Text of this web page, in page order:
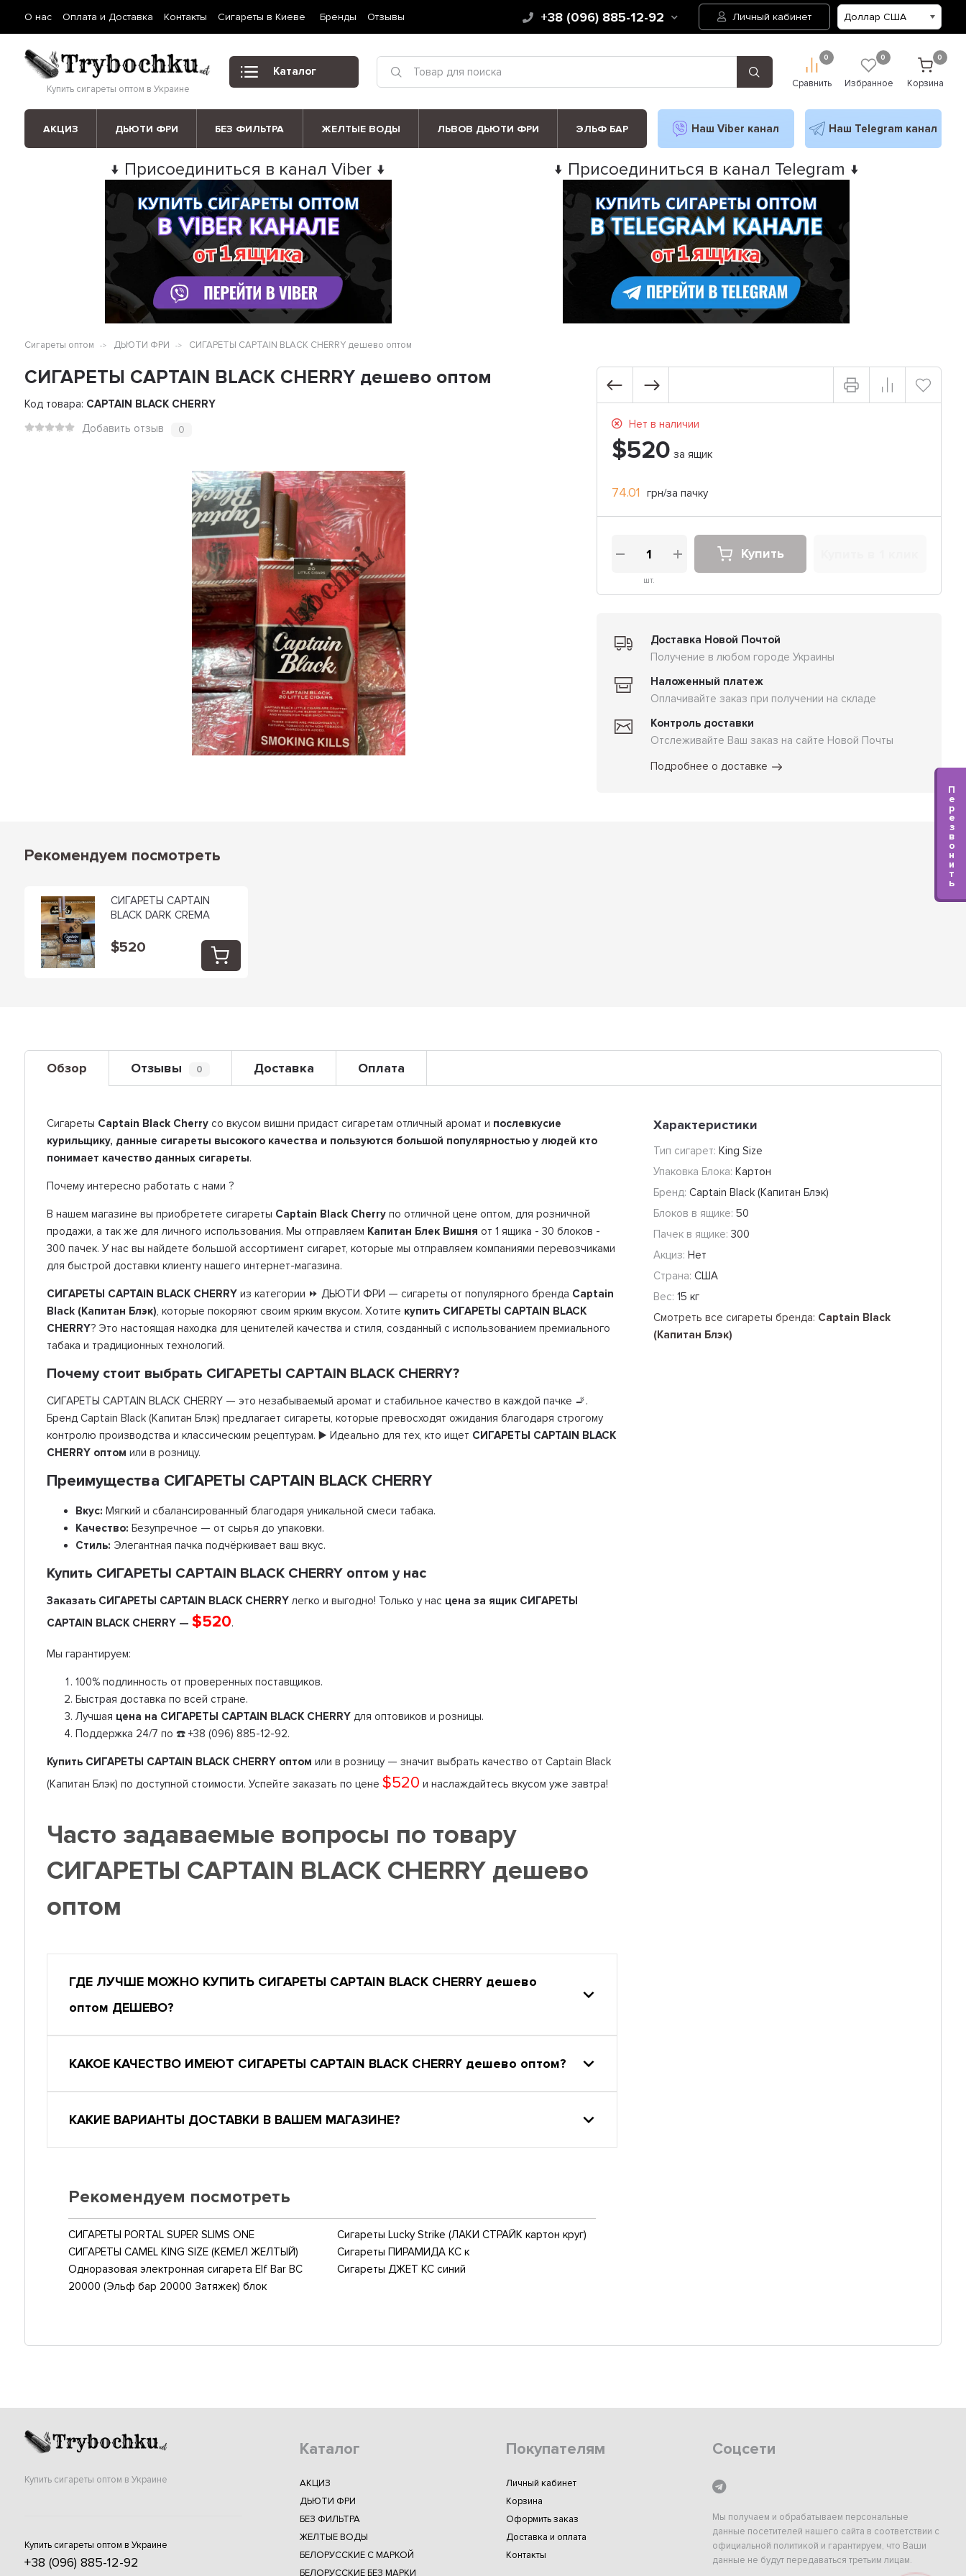
О нас Оплата и Доставка Контакты Сигареты в Киеве Бренды Отзывы +38 (096) 885-12-92 Личный кабинет
Купить сигареты оптом в Украине
Каталог
0
Сравнить
0
Избранное
0
Корзина
АКЦИЗ ДЬЮТИ ФРИ БЕЗ ФИЛЬТРА ЖЕЛТЫЕ ВОДЫ ЛЬВОВ ДЬЮТИ ФРИ ЭЛЬФ БАР Наш Viber канал Наш Telegram канал
↓ Присоединиться в канал Viber ↓ ↓ Присоединиться в канал Telegram ↓
Сигареты оптом ДЬЮТИ ФРИ СИГАРЕТЫ СAPTAIN BLACK CHERRY дешево оптом
СИГАРЕТЫ СAPTAIN BLACK CHERRY дешево оптом
Код товара: СAPTAIN BLACK CHERRY
Добавить отзыв
0 Нет в наличии
$520 за ящик
74.01 грн/за пачку
шт.
Купить
Доставка Новой Почтой
Получение в любом городе Украины
Наложенный платеж
Оплачивайте заказ при получении на складе
Контроль доставки
Отслеживайте Ваш заказ на сайте Новой Почты
Подробнее о доставке
Рекомендуем посмотреть
СИГАРЕТЫ СAPTAIN
BLACK DARK CREMA
$520
Обзор Отзывы 0 Доставка Оплата
Сигареты Captain Black Cherry со вкусом вишни придаст сигаретам отличный аромат и послевкусие
курильщику, данные сигареты высокого качества и пользуются большой популярностью у людей кто
понимает качество данных сигареты.
Почему интересно работать с нами ?
В нашем магазине вы приобретете сигареты Captain Black Cherryпо отличной цене оптом, для розничной
продажи, а так же для личного использования. Мы отправляем Капитан Блек Вишня от 1 ящика - 30 блоков -
300 пачек. У нас вы найдете большой ассортимент сигарет, которые мы отправляем компаниями перевозчиками
для быстрой доставки клиенту нашего интернет-магазина.
СИГАРЕТЫ СAPTAIN BLACK CHERRY из категории ⏩ ДЬЮТИ ФРИ — сигареты от популярного бренда Captain
Black (Капитан Блэк), которые покоряют своим ярким вкусом. Хотите купить СИГАРЕТЫ СAPTAIN BLACK
CHERRY? Это настоящая находка для ценителей качества и стиля, созданный с использованием премиального
табака и традиционных технологий.
Почему стоит выбрать СИГАРЕТЫ СAPTAIN BLACK CHERRY?
СИГАРЕТЫ СAPTAIN BLACK CHERRY — это незабываемый аромат и стабильное качество в каждой пачке 🚬.
Бренд Captain Black (Капитан Блэк) предлагает сигареты, которые превосходят ожидания благодаря строгому
контролю производства и классическим рецептурам. ▶️ Идеально для тех, кто ищет СИГАРЕТЫ СAPTAIN BLACK
CHERRY оптом или в розницу.
Преимущества СИГАРЕТЫ СAPTAIN BLACK CHERRY
Вкус: Мягкий и сбалансированный благодаря уникальной смеси табака.
Качество: Безупречное — от сырья до упаковки.
Стиль: Элегантная пачка подчёркивает ваш вкус.
Купить СИГАРЕТЫ СAPTAIN BLACK CHERRY оптом у нас
Заказать СИГАРЕТЫ СAPTAIN BLACK CHERRY легко и выгодно! Только у нас цена за ящик СИГАРЕТЫ
СAPTAIN BLACK CHERRY —$520.
Мы гарантируем:
100% подлинность от проверенных поставщиков.
Быстрая доставка по всей стране.
Лучшая цена на СИГАРЕТЫ СAPTAIN BLACK CHERRY для оптовиков и розницы.
Поддержка 24/7 по ☎️ +38 (096) 885-12-92.
Купить СИГАРЕТЫ СAPTAIN BLACK CHERRY оптом или в розницу — значит выбрать качество от Captain Black
(Капитан Блэк) по доступной стоимости. Успейте заказать по цене$520 и наслаждайтесь вкусом уже завтра!
Часто задаваемые вопросы по товару
СИГАРЕТЫ СAPTAIN BLACK CHERRY дешево
оптом
ГДЕ ЛУЧШЕ МОЖНО КУПИТЬ СИГАРЕТЫ СAPTAIN BLACK CHERRY дешево
оптом ДЕШЕВО?
КАКОЕ КАЧЕСТВО ИМЕЮТ СИГАРЕТЫ СAPTAIN BLACK CHERRY дешево оптом?
КАКИЕ ВАРИАНТЫ ДОСТАВКИ В ВАШЕМ МАГАЗИНЕ?
Рекомендуем посмотреть
СИГАРЕТЫ PORTAL SUPER SLIMS ONE
СИГАРЕТЫ CAMEL KING SIZE (КЕМЕЛ ЖЕЛТЫЙ)
Одноразовая электронная сигарета Elf Bar BC
20000 (Эльф бар 20000 Затяжек) блок
Сигареты Lucky Strike (ЛАКИ СТРАЙК картон круг)
Сигареты ПИРАМИДА КС к
Сигареты ДЖЕТ КС синий
Характеристики
Тип сигарет: King Size
Упаковка Блока: Картон
Бренд: Captain Black (Капитан Блэк)
Блоков в ящике: 50
Пачек в ящике: 300
Акциз: Нет
Страна: США
Вес: 15 кг
Смотреть все сигареты бренда: Captain Black
(Капитан Блэк)
Купить сигареты оптом в Украине
Купить сигареты оптом в Украине
+38 (096) 885-12-92
Каталог
АКЦИЗ
ДЬЮТИ ФРИ
БЕЗ ФИЛЬТРА
ЖЕЛТЫЕ ВОДЫ
БЕЛОРУССКИЕ С МАРКОЙ
БЕЛОРУССКИЕ БЕЗ МАРКИ
Покупателям
Личный кабинет
Корзина
Оформить заказ
Доставка и оплата
Контакты
Соцсети
Мы получаем и обрабатываем персональные
данные посетителей нашего сайта в соответствии с
официальной политикой и гарантируем, что Ваши
данные не будут передаваться третьим лицам.
П
е
р
е
з
в
о
н
и
т
ь